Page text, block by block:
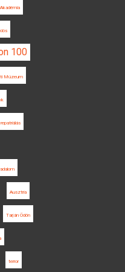
100
Múzeum
repatriálás
Ausztria
Tarján Ödön
terror